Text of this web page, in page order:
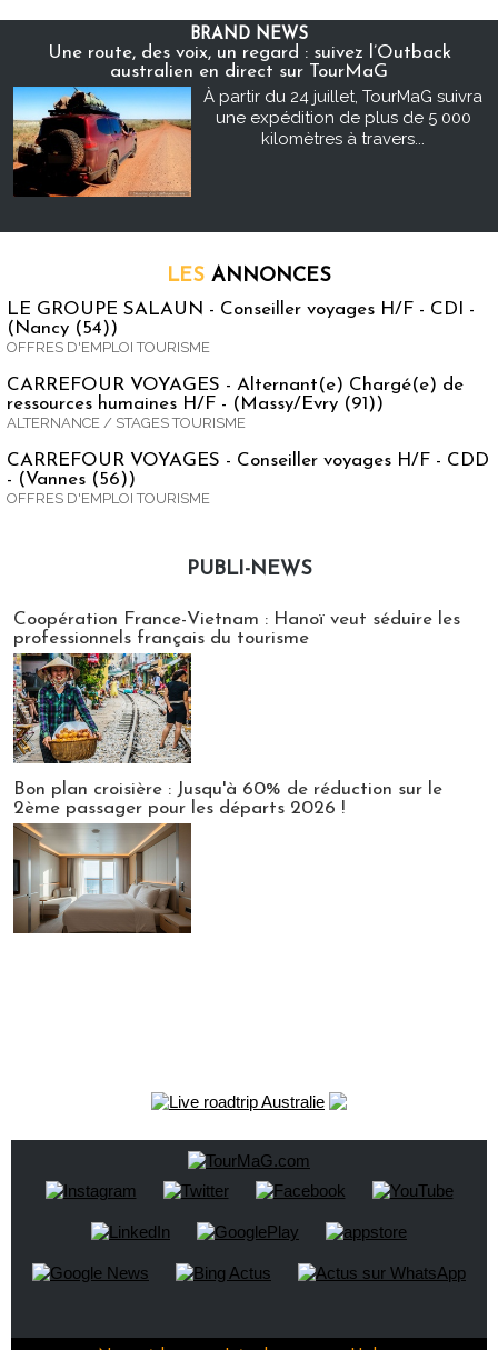
BRAND NEWS
Une route, des voix, un regard : suivez l’Outback
australien en direct sur TourMaG
À partir du 24 juillet, TourMaG suivra
une expédition de plus de 5 000
kilomètres à travers...
LES ANNONCES
LE GROUPE SALAUN - Conseiller voyages H/F - CDI -
(Nancy (54))
OFFRES D'EMPLOI TOURISME
CARREFOUR VOYAGES - Alternant(e) Chargé(e) de
ressources humaines H/F - (Massy/Evry (91))
ALTERNANCE / STAGES TOURISME
CARREFOUR VOYAGES - Conseiller voyages H/F - CDD
- (Vannes (56))
OFFRES D'EMPLOI TOURISME
PUBLI-NEWS
Coopération France-Vietnam : Hanoï veut séduire les
professionnels français du tourisme
Bon plan croisière : Jusqu'à 60% de réduction sur le
2ème passager pour les départs 2026 !